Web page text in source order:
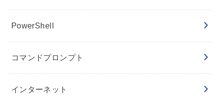
PowerShell
コマンドプロンプト
インターネット